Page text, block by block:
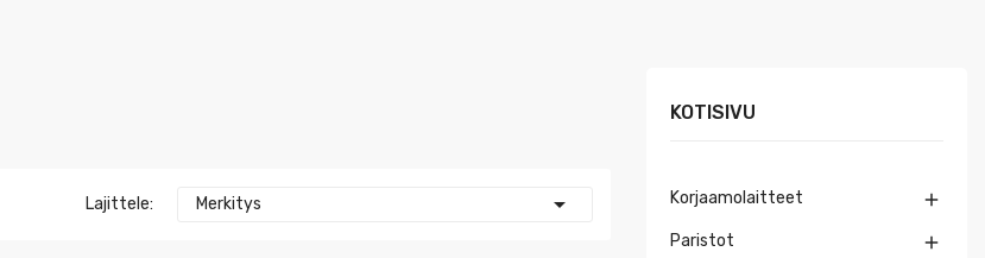
Lajittele: Merkitys 
KOTISIVU
Korjaamolaitteet 
Paristot 